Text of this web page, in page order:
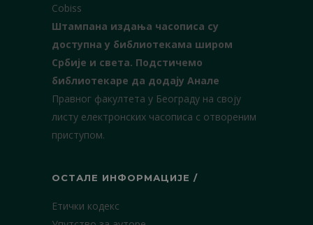
Cobiss
Штампана издања часописа су
доступна у библиотекама широм
Србије и света. Подстичемо
библиотекаре да додају Анале
Правног факултета у Београду на своју
листу електронских часописа с отвореним
приступом.
ОСТАЛЕ ИНФОРМАЦИЈЕ /
Етички кодекс